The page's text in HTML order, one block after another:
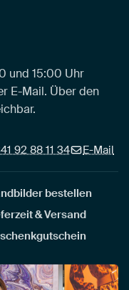
und 15:00 Uhr
E-Mail. Über den
92 88 11 34 E-Mail
bestellen
& Versand